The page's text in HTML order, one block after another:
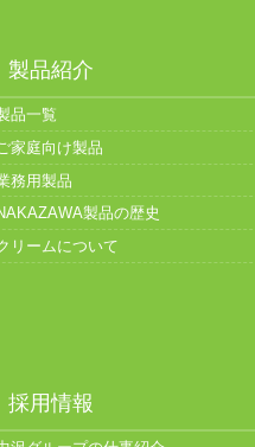
製品紹介
品一覧
ご家庭向け製品
務用製品
製品の歴史
リームについて
採用情報